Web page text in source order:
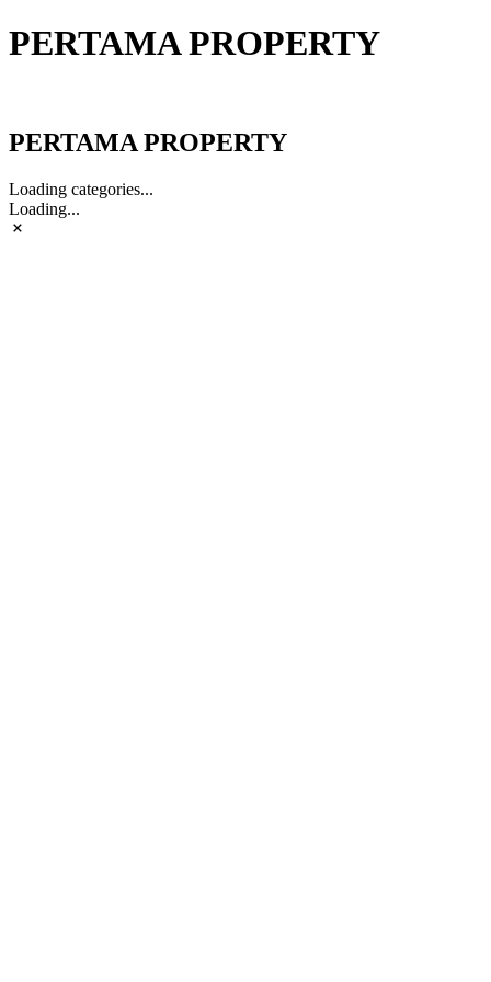
PERTAMA PROPERTY
PERTAMA PROPERTY
Loading categories...
Loading...